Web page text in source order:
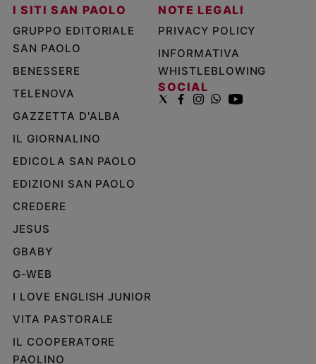
I SITI SAN PAOLO
GRUPPO EDITORIALE
SAN PAOLO
BENESSERE
TELENOVA
GAZZETTA D'ALBA
IL GIORNALINO
EDICOLA SAN PAOLO
EDIZIONI SAN PAOLO
CREDERE
JESUS
GBABY
G-WEB
I LOVE ENGLISH JUNIOR
VITA PASTORALE
IL COOPERATORE
PAOLINO
NOTE LEGALI
PRIVACY POLICY
INFORMATIVA
WHISTLEBLOWING
SOCIAL